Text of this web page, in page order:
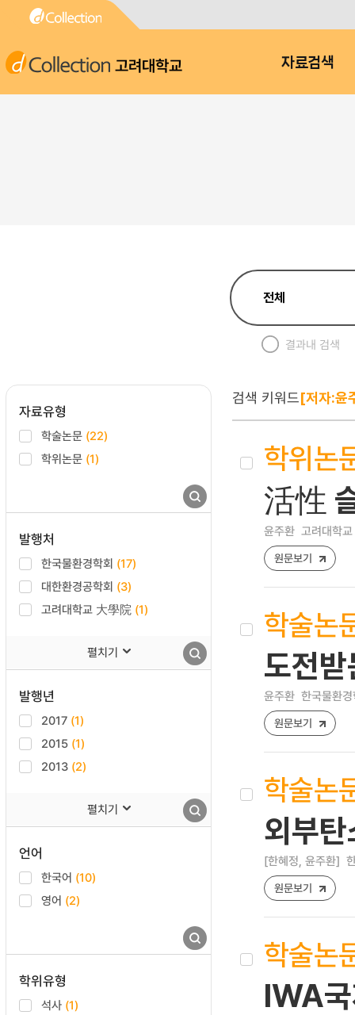
고려대학교 자료검색
결과내 검색
자료유형
학술논문 (22)
학위논문 (1)
발행처
한국물환경학회 (17)
대한환경공학회 (3)
고려대학교 大學院 (1)
펼치기
발행년
2017 (1)
2015 (1)
2013 (2)
펼치기
언어
한국어 (10)
영어 (2)
학위유형
석사 (1)
검색 키워드[저자:윤
학위논
活性
윤주환 고려대학
원문보기
학술논
도전
윤주환 한국물환
원문보기
학술논
외부
[한혜정, 윤주환]
원문보기
학술논
IWA